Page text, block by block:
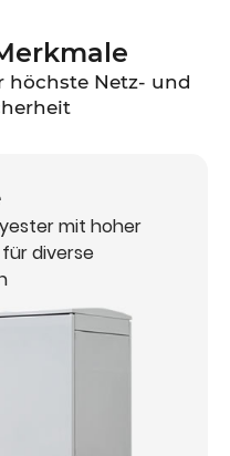
höchste Netz- und
mit hoher
diverse